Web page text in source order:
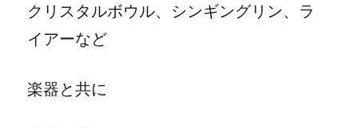
クリスタルボウル、シンギングリン、ラ
イアーなど
楽器と共に